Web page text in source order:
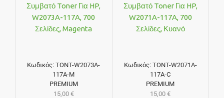
Συμβατό Toner Για HP,
W2073A-117A, 700
Σελίδες, Magenta
Κωδικός:TONT-W2073A-
117A-M
PREMIUM
15,00 €
Συμβατό Toner Για HP,
W2071A-117A, 700
Σελίδες, Κυανό
Κωδικός: TONT-W2071A-
117A-C
PREMIUM
15,00€